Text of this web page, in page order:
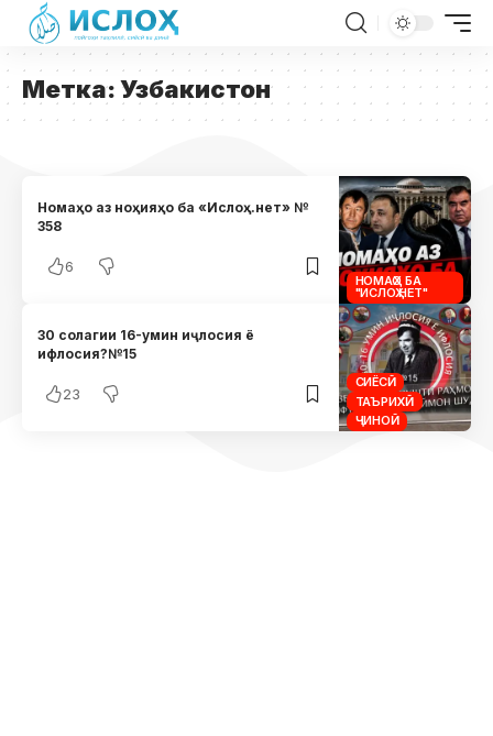
Метка:Узбакистон
НОМАҲО БА
"ИСЛОҲ.НЕТ"
Номаҳо аз ноҳияҳо ба «Ислоҳ.нет» №
358
6
СИЁСӢ
ТАЪРИХӢ
ҶИНОӢ
30 солагии 16-умин иҷлосия ё
ифлосия?№15
23